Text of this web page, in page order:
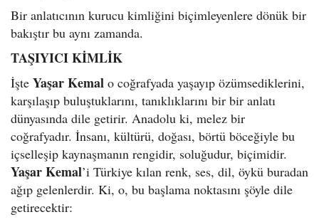
Bir anlatıcının kurucu kimliğini biçimleyenlere dönük bir
bakıştır bu aynı zamanda.
TAŞIYICI KİMLİK
İşte Yaşar Kemal o coğrafyada yaşayıp özümsediklerini,
karşılaşıp buluştuklarını, tanıklıklarını bir bir anlatı
dünyasında dile getirir. Anadolu ki, melez bir
coğrafyadır. İnsanı, kültürü, doğası, börtü böceğiyle bu
içselleşip kaynaşmanın rengidir, soluğudur, biçimidir.
Yaşar Kemal’i Türkiye kılan renk, ses, dil, öykü buradan
ağıp gelenlerdir. Ki, o, bu başlama noktasını şöyle dile
getirecektir: